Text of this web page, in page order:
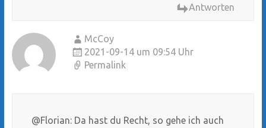
Antworten
McCoy
2021-09-14 um 09:54 Uhr
Permalink
@Florian: Da hast du Recht, so gehe ich auch